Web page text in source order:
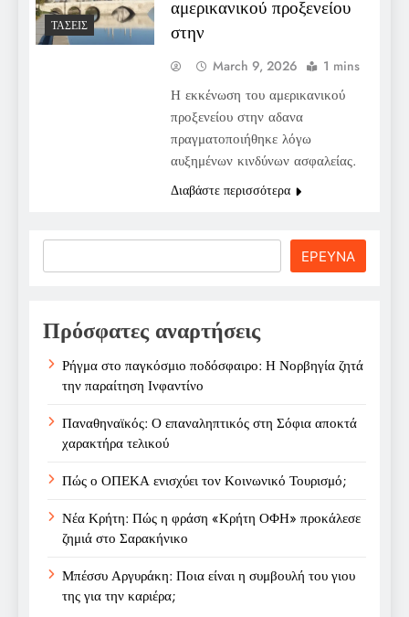
ΤΆΣΕΙΣ
αμερικανικού προξενείου
στην
March 9, 2026 1 mins
Η εκκένωση του αμερικανικού
προξενείου στην αδανα
πραγματοποιήθηκε λόγω
αυξημένων κινδύνων ασφαλείας.
Διαβάστε περισσότερα
ΕΡΕΥΝΑ
Πρόσφατες αναρτήσεις
Ρήγμα στο παγκόσμιο ποδόσφαιρο: Η Νορβηγία ζητά
την παραίτηση Ινφαντίνο
Παναθηναϊκός: Ο επαναληπτικός στη Σόφια αποκτά
χαρακτήρα τελικού
Πώς ο ΟΠΕΚΑ ενισχύει τον Κοινωνικό Τουρισμό;
Νέα Κρήτη: Πώς η φράση «Κρήτη ΟΦΗ» προκάλεσε
ζημιά στο Σαρακήνικο
Μπέσσυ Αργυράκη: Ποια είναι η συμβουλή του γιου
της για την καριέρα;